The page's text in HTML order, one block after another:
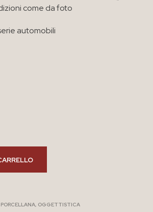
come da foto
automobili
, OGGETTISTICA